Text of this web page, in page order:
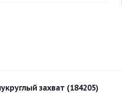
захват (184205)